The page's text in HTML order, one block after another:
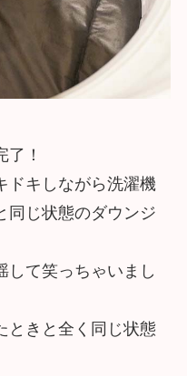
！
ドキしながら洗濯機
同じ状態のダウンジ
して笑っちゃいまし
ときと全く同じ状態